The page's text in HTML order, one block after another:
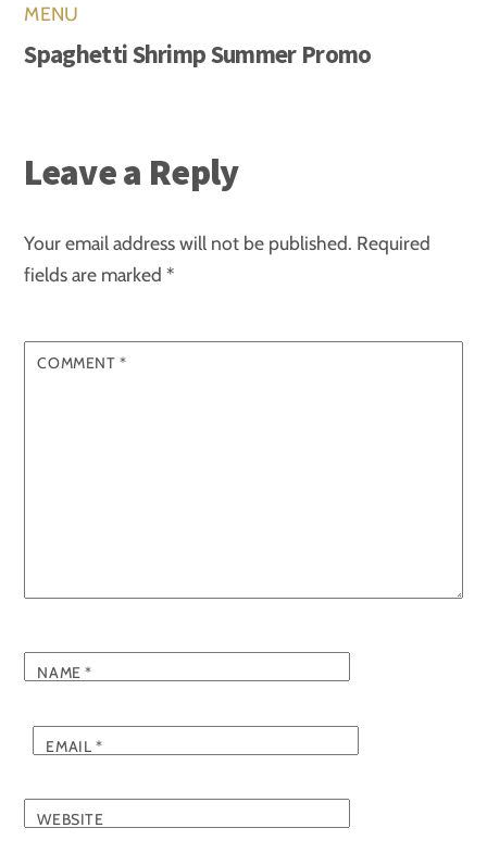
MENU
Spaghetti Shrimp Summer Promo
Leave a Reply
Your email address will not be published. Required
fields are marked*
COMMENT *
NAME*
EMAIL *
WEBSITE